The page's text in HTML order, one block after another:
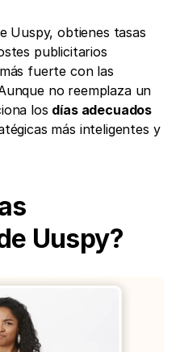
Uuspy, obtienes tasas
publicitarios
fuerte con las
no reemplaza un
los días adecuados
más inteligentes y
Uuspy?